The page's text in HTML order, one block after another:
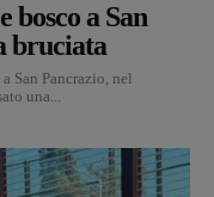
bosco a San
bruciata
San Pancrazio, nel
una...